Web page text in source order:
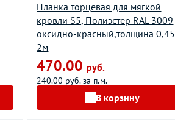
Планка торцевая для мягкой
кровли S5, Полиэстер RAL 3009
оксидно-красный,толщина 0,45
2м
470.00руб.
240.00 руб. за п.м.
В корзину